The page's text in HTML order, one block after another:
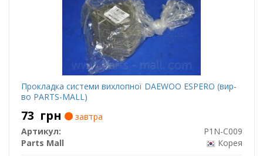
Прокладка системи вихлопної DAEWOO ESPERO (вир-
во PARTS-MALL)
73 грн
завтра
Артикул:
P1N-C009
Parts Mall
Корея